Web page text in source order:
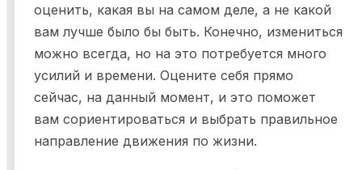
оценить, какая вы на самом деле, а не какой
вам лучше было бы быть. Конечно, измениться
можно всегда, но на это потребуется много
усилий и времени. Оцените себя прямо
сейчас, на данный момент, и это поможет
вам сориентироваться и выбрать правильное
направление движения по жизни.